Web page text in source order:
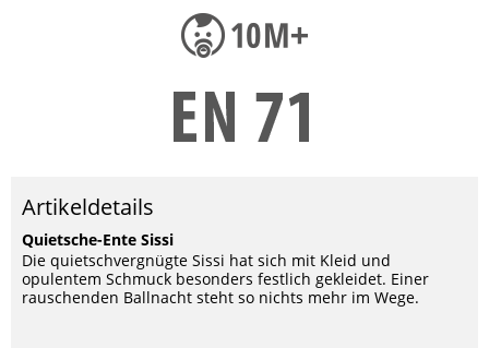
Artikeldetails
Quietsche-Ente Sissi
Die quietschvergnügte Sissi hat sich mit Kleid und
opulentem Schmuck besonders festlich gekleidet. Einer
rauschenden Ballnacht steht so nichts mehr im Wege.